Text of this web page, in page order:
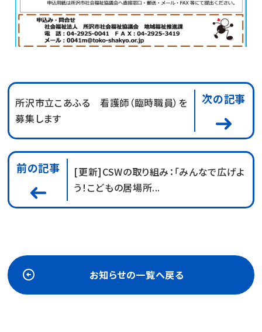
前の記事
[更新]CSWの取り組み：「みんなで広げよ
う！こどもの居場所...
所沢市立こあふる 看護師（臨時職員）を
募集します
次の記事
お知らせの一覧へ戻る